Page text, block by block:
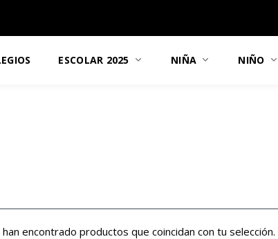
ESCOLAR 2025 NIÑA NIÑO
encontrado productos que coincidan con tu selección.